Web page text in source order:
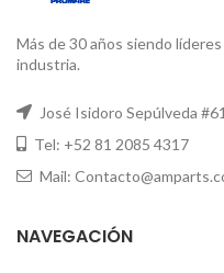
Más de 30 años siendo
industria.
José Isidoro Sepúlveda
Tel: +52 81 2085 4317
Mail:
NAVEGACIÓN